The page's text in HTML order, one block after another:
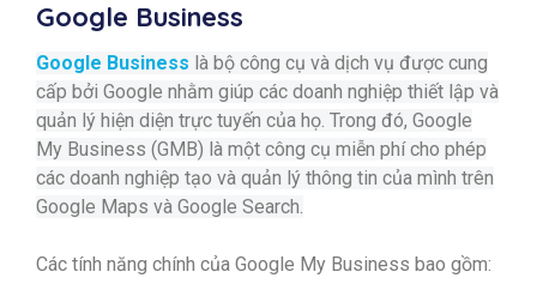
Google Business
Google Business là bộ công cụ và dịch vụ được cung
cấp bởi Google nhằm giúp các doanh nghiệp thiết lập và
quản lý hiện diện trực tuyến của họ. Trong đó, Google
My Business (GMB) là một công cụ miễn phí cho phép
các doanh nghiệp tạo và quản lý thông tin của mình trên
Google Maps và Google Search.
Các tính năng chính của Google My Business bao gồm: